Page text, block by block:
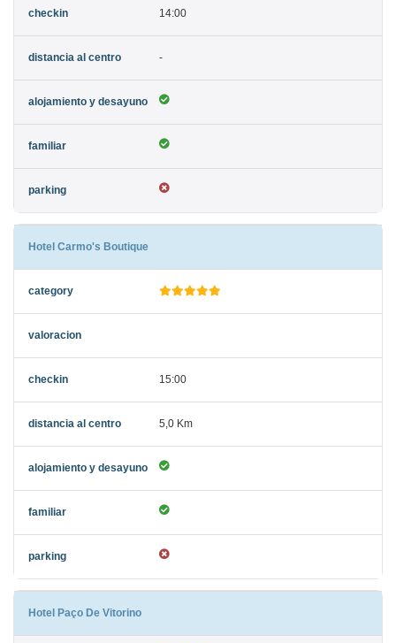
14:00
-
Hotel Carmo's Boutique
15:00
5,0 Km
Hotel Paço De Vitorino